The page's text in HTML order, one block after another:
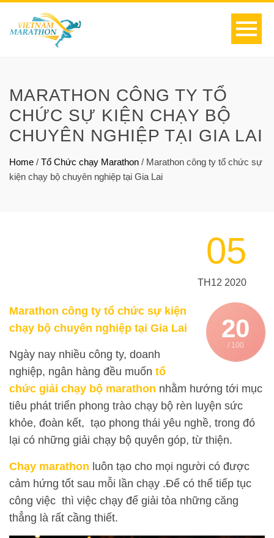
MARATHON CÔNG TY TỔ
CHỨC SỰ KIỆN CHẠY BỘ
CHUYÊN NGHIỆP TẠI GIA LAI
Home / Tổ Chức chạy Marathon / Marathon công ty tổ chức sự
kiện chạy bộ chuyên nghiệp tại Gia Lai
05
TH12 2020
20
/ 100
Marathon công ty tổ chức sự kiện
chạy bộ chuyên nghiệp tại Gia Lai
Ngày nay nhiều công ty, doanh
nghiệp, ngân hàng đều muốn tổ
chức giải chạy bộ marathon nhằm hướng tới mục
tiêu phát triển phong trào chạy bộ rèn luyện sức
khỏe, đoàn kết, tạo phong thái yêu nghề, trong đó
lại có những giải chạy bộ quyên góp, từ thiện.
Chạy marathon luôn tạo cho mọi người có được
cảm hứng tốt sau mỗi lần chạy .Để có thể tiếp tục
công việc thì việc chạy để giải tỏa những căng
thẳng là rất cầng thiết.